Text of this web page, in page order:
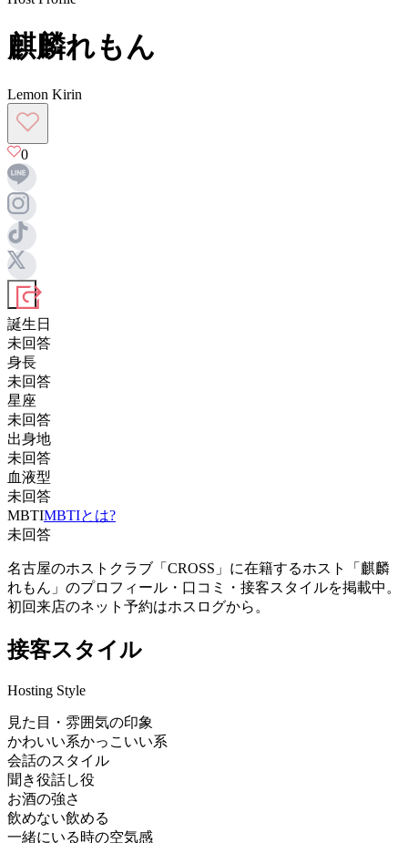
麒麟れもん
Lemon Kirin
0
誕生日
未回答
身長
未回答
星座
未回答
出身地
未回答
血液型
未回答
MBTIMBTIとは?
未回答
名古屋のホストクラブ「CROSS」に在籍するホスト「麒麟
れもん」のプロフィール・口コミ・接客スタイルを掲載中。
初回来店のネット予約はホスログから。
接客スタイル
Hosting Style
見た目・雰囲気の印象
かわいい系かっこいい系
会話のスタイル
聞き役話し役
お酒の強さ
飲めない飲める
一緒にいる時の空気感